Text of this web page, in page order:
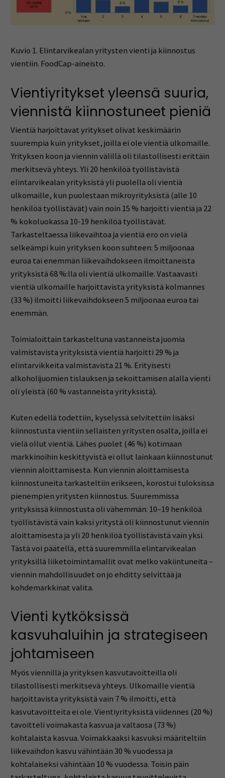
Kuvio 1. Elintarvikealan yritysten vienti ja kiinnostus
vientiin. FoodCap-aineisto.
Vientiyritykset yleensä suuria,
viennistä kiinnostuneet pieniä
Vientiä harjoittavat yritykset olivat keskimäärin
suurempia kuin yritykset, joilla ei ole vientiä ulkomaille.
Yrityksen koon ja viennin välillä oli tilastollisesti erittäin
merkitsevä yhteys. Yli 20 henkilöä työllistävistä
elintarvikealan yrityksistä yli puolella oli vientiä
ulkomaille, kun puolestaan mikroyrityksistä (alle 10
henkilöä työllistävät) vain noin 15 % harjoitti vientiä ja 22
% kokoluokassa 10-19 henkilöä työllistävät.
Tarkasteltaessa liikevaihtoa ja vientiä ero on vielä
selkeämpi kuin yrityksen koon suhteen: 5 miljoonaa
euroa tai enemmän liikevaihdokseen ilmoittaneista
yrityksistä 68 %:lla oli vientiä ulkomaille. Vastaavasti
vientiä ulkomaille harjoittavista yrityksistä kolmannes
(33 %) ilmoitti liikevaihdokseen 5 miljoonaa euroa tai
enemmän.
Toimialoittain tarkasteltuna vastanneista juomia
valmistavista yrityksistä vientiä harjoitti 29 % ja
elintarvikkeita valmistavista 21 %. Erityisesti
alkoholijuomien tislauksen ja sekoittamisen alalla vienti
oli yleistä (60 % vastanneista yrityksistä).
Kuten edellä todettiin, kyselyssä selvitettiin lisäksi
kiinnostusta vientiin sellaisten yritysten osalta, joilla ei
vielä ollut vientiä. Lähes puolet (46 %) kotimaan
markkinoihin keskittyvistä ei ollut lainkaan kiinnostunut
viennin aloittamisesta. Kun viennin aloittamisesta
kiinnostuneita tarkasteltiin erikseen, korostui tuloksissa
pienempien yritysten kiinnostus. Suuremmissa
yrityksissä kiinnostusta oli vähemmän: 10–19 henkilöä
työllistävistä vain kaksi yritystä oli kiinnostunut viennin
aloittamisesta ja yli 20 henkilöä työllistävistä vain yksi.
Tästä voi päätellä, että suuremmilla elintarvikealan
yrityksillä liiketoimintamallit ovat melko vakiintuneita –
viennin mahdollisuudet on jo ehditty selvittää ja
kohdemarkkinat valita.
Vienti kytköksissä
kasvuhaluihin ja strategiseen
johtamiseen
Myös viennillä ja yrityksen kasvutavoitteilla oli
tilastollisesti merkitsevä yhteys. Ulkomaille vientiä
harjoittavista yrityksistä vain 7 % ilmoitti, että
kasvutavoitteita ei ole. Vientiyrityksistä viidennes (20 %)
tavoitteli voimakasta kasvua ja valtaosa (73 %)
kohtalaista kasvua. Voimakkaaksi kasvuksi määriteltiin
liikevaihdon kasvu vähintään 30 % vuodessa ja
kohtalaiseksi vähintään 10 % vuodessa. Toisin päin